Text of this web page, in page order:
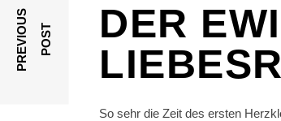
DER
So sehr die Zeit des ersten
P
R
E
V
I
O
U
S
P
O
S T